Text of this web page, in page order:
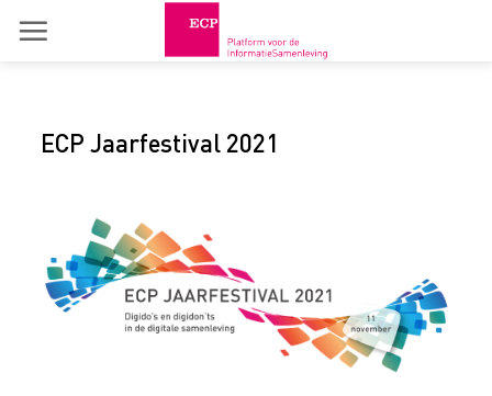
ECP Jaarfestival 2021